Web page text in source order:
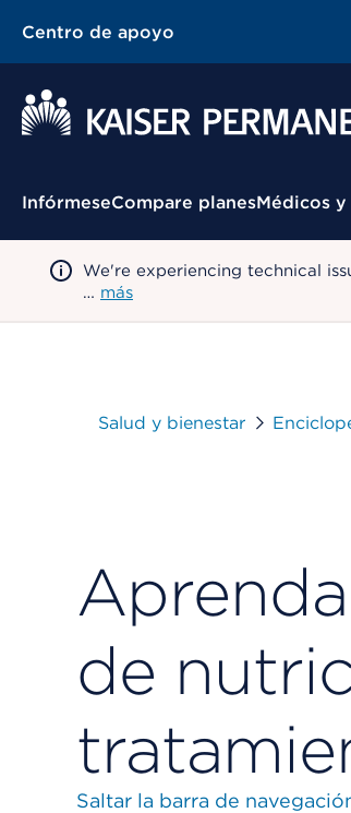
Centro de apoyo
Menú contextual
InfórmeseCompare planesMédicos
We're experiencing technical
… más
Salud y bienestar
de
Saltar la barra de